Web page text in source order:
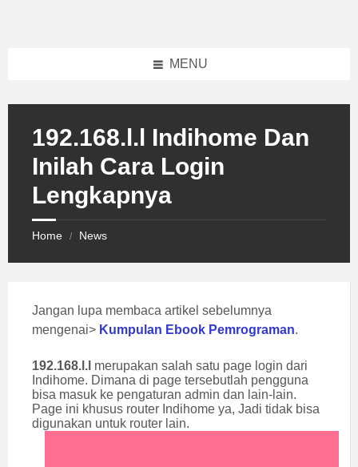
MENU
192.168.l.l Indihome Dan
Inilah Cara Login
Lengkapnya
Home / News
Jangan lupa membaca artikel sebelumnya
mengenai> Kumpulan Ebook Pemrograman.
192.168.l.l merupakan salah satu page login dari
Indihome. Dimana di page tersebutlah pengguna
bisa masuk ke pengaturan admin dan lain-lain.
Page ini khusus router Indihome ya, Jadi tidak bisa
digunakan untuk router lain.